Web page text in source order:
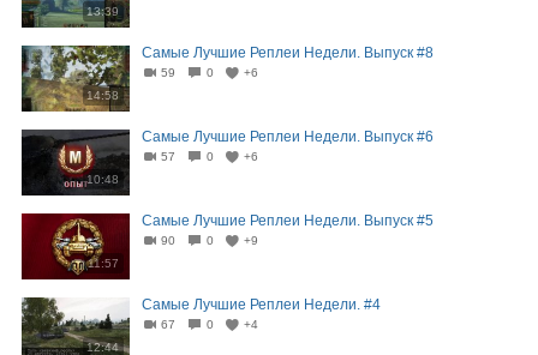
13:39
14:58
Самые Лучшие Реплеи Недели. Выпуск #8
59 0 +6
10:48
Самые Лучшие Реплеи Недели. Выпуск #6
57 0 +6
11:57
Самые Лучшие Реплеи Недели. Выпуск #5
90 0 +9
12:44
Самые Лучшие Реплеи Недели. #4
67 0 +4